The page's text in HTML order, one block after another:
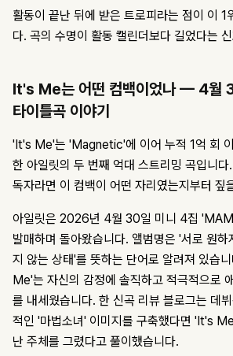
활동이 끝난 뒤에 받은 트로피라는 점이 이 1
다. 곡의 수명이 활동 캘린더보다 길었다는
It's Me는 어떤 컴백이었나 — 4월
타이틀곡 이야기
'It's Me'는 'Magnetic'에 이어 누적 1억 회
한 아일릿의 두 번째 억대 스트리밍 곡입니
독자라면 이 컴백이 어떤 자리였는지부터 짚
아일릿은 2026년 4월 30일 미니 4집
발매하며 돌아왔습니다. 앨범명은 '서로 원
지 않는 상태'를 뜻하는 단어로 알려져 있습
Me'는 자신의 감정에 솔직하고 적극적으로
를 내세웠습니다. 한 신곡 리뷰 블로그는 데
적인 '마법소녀' 이미지를 구축했다면 'It's
난 주체를 그렸다고 풀이했습니다.